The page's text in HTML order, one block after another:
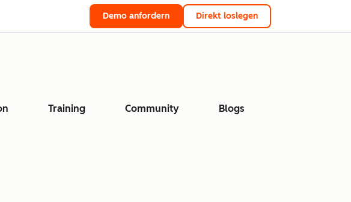
Demo anfordern Direkt loslegen
Training Community Blogs